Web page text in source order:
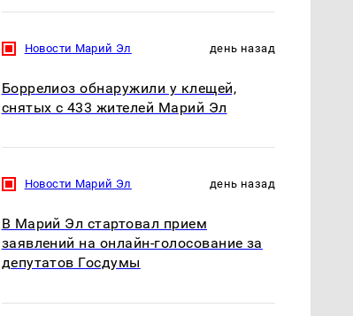
Новости Марий Эл день назад
Боррелиоз обнаружили у клещей,
снятых с 433 жителей Марий Эл
Новости Марий Эл день назад
В Марий Эл стартовал прием
заявлений на онлайн-голосование за
депутатов Госдумы